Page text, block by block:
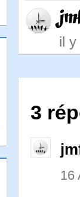
il y
3
16